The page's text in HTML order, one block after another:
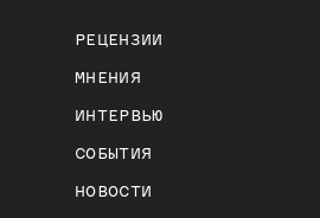
РЕЦЕНЗИИ
МНЕНИЯ
ИНТЕРВЬЮ
СОБЫТИЯ
НОВОСТИ